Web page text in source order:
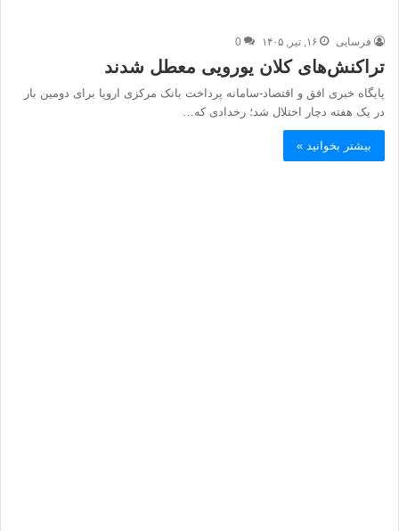
فرسایی ۱۶, تیر, ۱۴۰۵ 0
تراکنش‌های کلان یورویی معطل شدند
پایگاه خبری افق و اقتصاد-سامانه پرداخت بانک مرکزی اروپا برای دومین بار
در یک هفته دچار اختلال شد؛ رخدادی که…
بیشتر بخوانید »